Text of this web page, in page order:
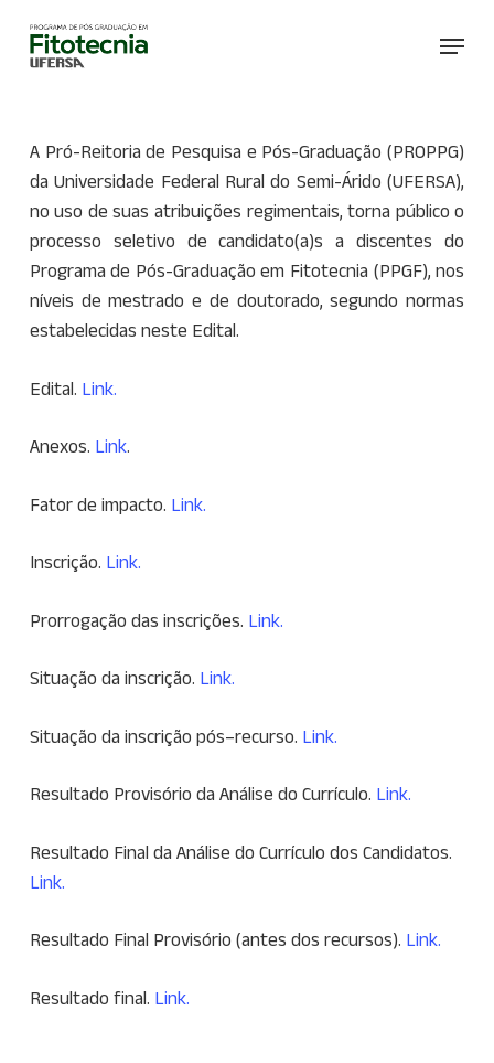
main
Menu
A Pró-Reitoria de Pesquisa e Pós-Graduação (PROPPG)
da Universidade Federal Rural do Semi-Árido (UFERSA),
no uso de suas atribuições regimentais, torna público o
processo seletivo de candidato(a)s a discentes do
Programa de Pós-Graduação em Fitotecnia (PPGF), nos
níveis de mestrado e de doutorado, segundo normas
estabelecidas neste Edital.
Edital. Link.
Anexos. Link.
Fator de impacto. Link.
Inscrição. Link.
Prorrogação das inscrições. Link.
Situação da inscrição. Link.
Situação da inscrição pós–recurso. Link.
Resultado Provisório da Análise do Currículo. Link.
Resultado Final da Análise do Currículo dos Candidatos.
Link.
Resultado Final Provisório (antes dos recursos). Link.
Resultado final. Link.